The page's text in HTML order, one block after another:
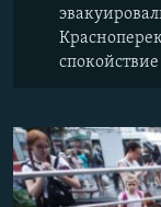
спокойствие